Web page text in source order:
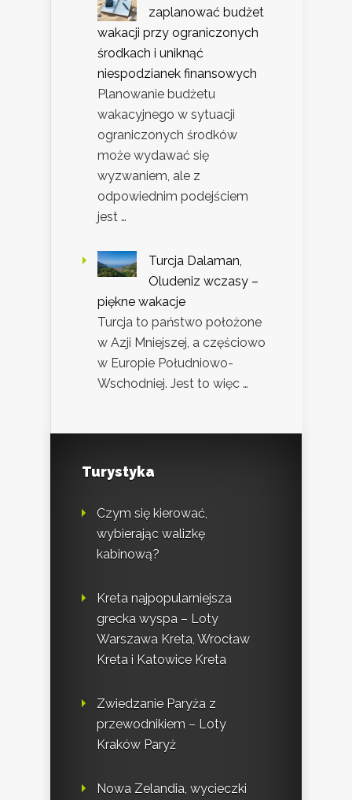
zaplanować budżet
wakacji przy ograniczonych
środkach i uniknąć
niespodzianek finansowych
Planowanie budżetu
wakacyjnego w sytuacji
ograniczonych środków
może wydawać się
wyzwaniem, ale z
odpowiednim podejściem
jest …
Turcja Dalaman,
Oludeniz wczasy –
piękne wakacje
Turcja to państwo położone
w Azji Mniejszej, a częściowo
w Europie Południowo-
Wschodniej. Jest to więc …
Turystyka
Czym się kierować,
wybierając walizkę
kabinową?
Kreta najpopularniejsza
grecka wyspa – Loty
Warszawa Kreta, Wrocław
Kreta i Katowice Kreta
Zwiedzanie Paryża z
przewodnikiem – Loty
Kraków Paryż
Nowa Zelandia, wycieczki